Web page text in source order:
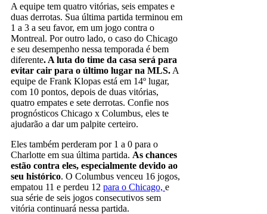
A equipe tem quatro vitórias, seis empates e
duas derrotas. Sua última partida terminou em
1 a 3 a seu favor, em um jogo contra o
Montreal. Por outro lado, o caso do Chicago
e seu desempenho nessa temporada é bem
diferente. A luta do time da casa será para
evitar cair para o último lugar na MLS. A
equipe de Frank Klopas está em 14º lugar,
com 10 pontos, depois de duas vitórias,
quatro empates e sete derrotas. Confie nos
prognósticos Chicago x Columbus, eles te
ajudarão a dar um palpite certeiro.
Eles também perderam por 1 a 0 para o
Charlotte em sua última partida. As chances
estão contra eles, especialmente devido ao
seu histórico. O Columbus venceu 16 jogos,
empatou 11 e perdeu 12 para o Chicago, e
sua série de seis jogos consecutivos sem
vitória continuará nessa partida.